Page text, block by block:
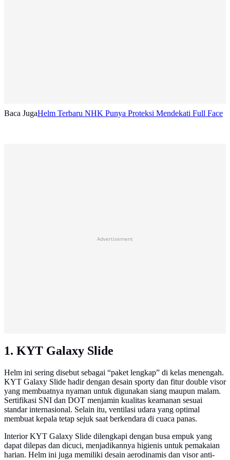
Baca JugaHelm Terbaru NHK Punya Proteksi Mendekati Full Face
Advertisement
1. KYT Galaxy Slide
Helm ini sering disebut sebagai “paket lengkap” di kelas menengah.
KYT Galaxy Slide hadir dengan desain sporty dan fitur double visor
yang membuatnya nyaman untuk digunakan siang maupun malam.
Sertifikasi SNI dan DOT menjamin kualitas keamanan sesuai
standar internasional. Selain itu, ventilasi udara yang optimal
membuat kepala tetap sejuk saat berkendara di cuaca panas.
Interior KYT Galaxy Slide dilengkapi dengan busa empuk yang
dapat dilepas dan dicuci, menjadikannya higienis untuk pemakaian
harian. Helm ini juga memiliki desain aerodinamis dan visor anti-